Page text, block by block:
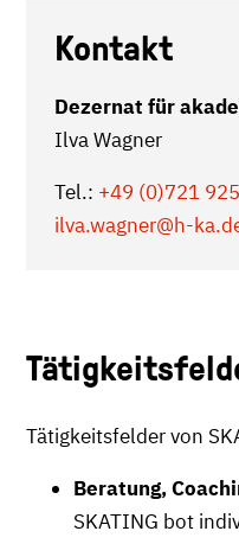
Kontakt
Dezernat für
Ilva Wagner
Tel.: +49 (0)721
ilva.wagner@h-
Tätigkeitsfelder von
Beratung,
SKATING bot